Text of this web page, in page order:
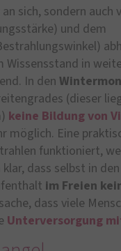
an sich, sondern auch
und dem
Wissensstand in
In den
(dieser
keine Bildung von
möglich. Eine
funktioniert,
dass selbst in
im Freien
dass viele
Unterversorgung